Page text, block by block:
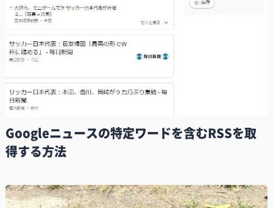
Googleニュースの特定ワードを含むRSSを取
得する方法